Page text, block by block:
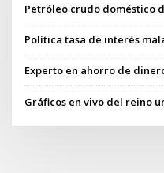
Petróleo crudo doméstico
Política tasa de interés
Experto en ahorro de
Gráficos en vivo del reino